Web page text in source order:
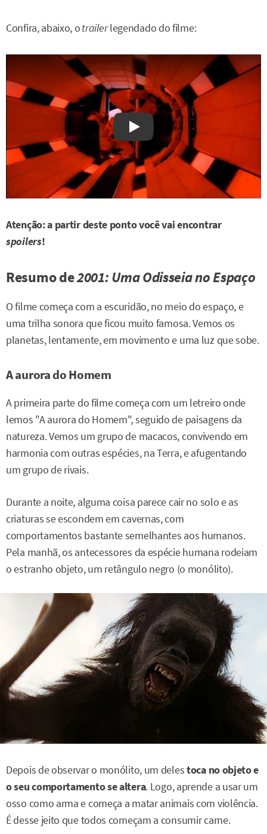
Confira, abaixo, otrailerlegendado do filme:
Watch on YouTube
Atenção: a partir deste ponto você vai encontrar
spoilers!
Resumo de2001: Uma Odisseia no Espaço
O filme começa com a escuridão, no meio do espaço, e
uma trilha sonora que ficou muito famosa. Vemos os
planetas, lentamente, em movimento e uma luz que sobe.
A aurora do Homem
A primeira parte do filme começa com um letreiro onde
lemos "A aurora do Homem", seguido de paisagens da
natureza. Vemos um grupo de macacos, convivendo em
harmonia com outras espécies, na Terra, e afugentando
um grupo de rivais.
Durante a noite, alguma coisa parece cair no solo e as
criaturas se escondem em cavernas, com
comportamentos bastante semelhantes aos humanos.
Pela manhã, os antecessores da espécie humana rodeiam
o estranho objeto, um retângulo negro (o monólito).
Depois de observar o monólito, um delestoca no objeto e
o seu comportamento se altera. Logo, aprende a usar um
osso como arma e começa a matar animais com violência.
É desse jeito que todos começam a consumir carne.